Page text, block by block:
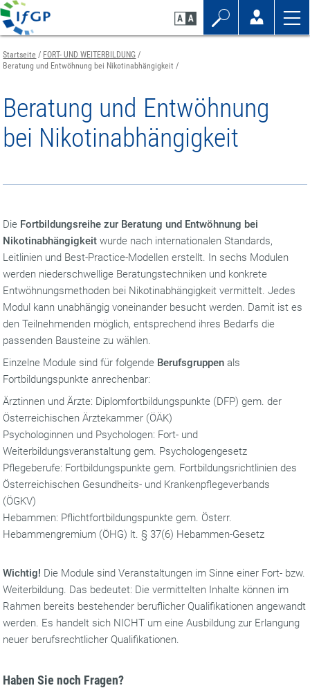
Zum
Seiteninhalt
springen
Zur
Navigation
springen
Zur
Mobilen
Navigation
springen
Startseite
FORT- UND WEITERBILDUNG
Beratung und Entwöhnung bei Nikotinabhängigkeit
Beratung und Entwöhnung
bei Nikotinabhängigkeit
Die Fortbildungsreihe zur Beratung und Entwöhnung bei
Nikotinabhängigkeit wurde nach internationalen Standards,
Leitlinien und Best-Practice-Modellen erstellt. In sechs Modulen
werden niederschwellige Beratungstechniken und konkrete
Entwöhnungsmethoden bei Nikotinabhängigkeit vermittelt. Jedes
Modul kann unabhängig voneinander besucht werden. Damit ist es
den Teilnehmenden möglich, entsprechend ihres Bedarfs die
passenden Bausteine zu wählen.
Einzelne Module sind für folgende Berufsgruppenals
Fortbildungspunkte anrechenbar:
Ärztinnen und Ärzte: Diplomfortbildungspunkte (DFP) gem. der
Österreichischen Ärztekammer (ÖÄK)
Psychologinnen und Psychologen: Fort- und
Weiterbildungsveranstaltung gem. Psychologengesetz
Pflegeberufe: Fortbildungspunkte gem. Fortbildungsrichtlinien des
Österreichischen Gesundheits- und Krankenpflegeverbands
(ÖGKV)
Hebammen: Pflichtfortbildungspunkte gem. Österr.
Hebammengremium (ÖHG) lt. § 37(6) Hebammen-Gesetz
Wichtig! Die Module sind Veranstaltungen im Sinne einer Fort- bzw.
Weiterbildung. Das bedeutet: Die vermittelten Inhalte können im
Rahmen bereits bestehender beruflicher Qualifikationen angewandt
werden. Es handelt sich NICHT um eine Ausbildung zur Erlangung
neuer berufsrechtlicher Qualifikationen.
Haben Sie noch Fragen?